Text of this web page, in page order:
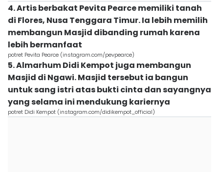
4. Artis berbakat Pevita Pearce memiliki tanah
di Flores, Nusa Tenggara Timur. Ia lebih memilih
membangun Masjid dibanding rumah karena
lebih bermanfaat
potret Pevita Pearce (instagram.com/pevpearce)
5. Almarhum Didi Kempot juga membangun
Masjid di Ngawi. Masjid tersebut ia bangun
untuk sang istri atas bukti cinta dan sayangnya
yang selama ini mendukung kariernya
potret Didi Kempot (instagram.com/didikempot_official)